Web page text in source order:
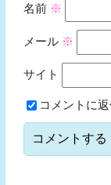
名前 ※
メール ※
サイト
コメントに